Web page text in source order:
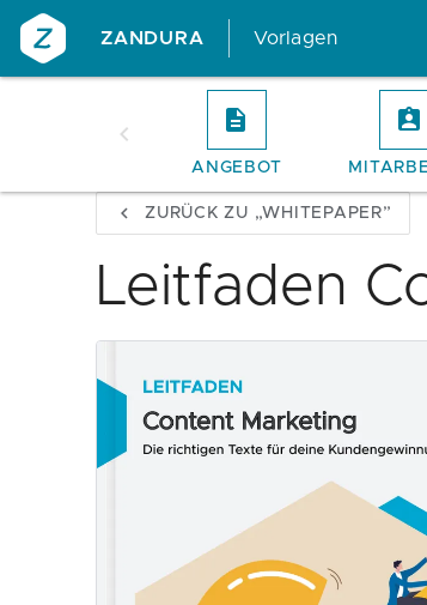
ZANDURA Vorlagen
ANGEBOT
ZURÜCK ZU „WHITEPAPER”
Leitfaden